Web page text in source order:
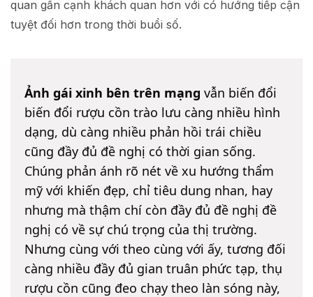
quan gần cạnh khách quan hơn với có hướng tiếp cận
tuyệt đối hơn trong thời buổi số.
Ảnh gái xinh bên trên mạng vẫn biến đổi
biến đổi rượu cồn trào lưu càng nhiều hình
dạng, dù càng nhiều phản hồi trái chiều
cũng đầy đủ đề nghị có thời gian sống.
Chúng phản ánh rõ nét về xu hướng thẩm
mỹ với khiến đẹp, chỉ tiêu dung nhan, hay
nhưng mà thậm chí còn đầy đủ đề nghị đề
nghị có về sự chú trọng của thị trường.
Nhưng cùng với theo cùng với ấy, tương đối
càng nhiều đầy đủ gian truân phức tạp, thụ
rượu cồn cũng đeo chạy theo làn sóng này,